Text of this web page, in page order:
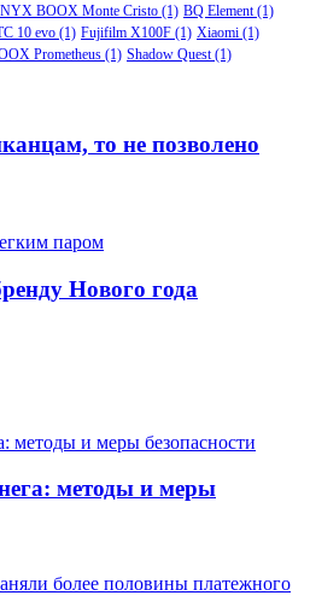
BOOX Monte Cristo (1) BQ Element (1)
10 evo (1) Fujifilm X100F (1) Xiaomi (1)
Prometheus (1) Shadow Quest (1)
то не позволено
Нового года
методы и меры